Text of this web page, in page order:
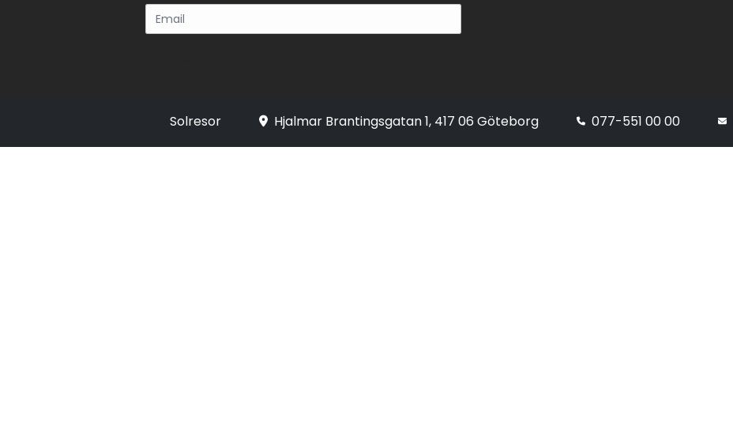
Solresor Hjalmar Brantingsgatan 1, 417 06 Göteborg 077-551 00 00